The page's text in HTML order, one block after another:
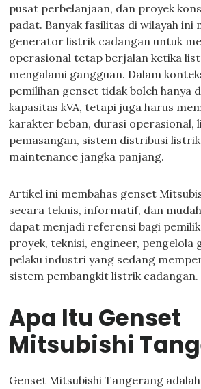
pusat perbelanjaan, dan proyek
padat. Banyak fasilitas di wilayah ini
generator listrik cadangan untuk
operasional tetap berjalan ketika
mengalami gangguan. Dalam
pemilihan genset tidak boleh hanya
kapasitas kVA, tetapi juga harus
karakter beban, durasi operasional,
pemasangan, sistem distribusi
maintenance jangka panjang.
Artikel ini membahas genset
secara teknis, informatif, dan
dapat menjadi referensi bagi
proyek, teknisi, engineer, pengelola
pelaku industri yang sedang
sistem pembangkit listrik cadangan.
Apa Itu Genset
Mitsubishi
Genset Mitsubishi Tangerang